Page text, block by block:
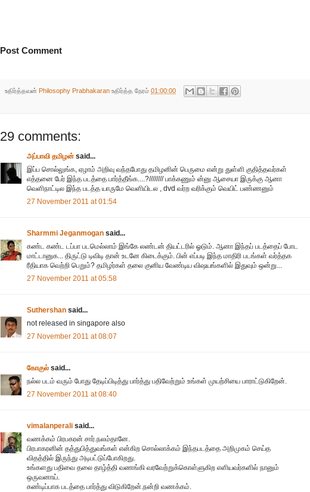
Post Comment
உதிர்த்தவன் Philosophy Prabhakaran உதிர்த்த நேரம் 01:00:00
29 comments:
அப்பாவி தமிழன் said...
இப்ப சொல்லுங்க, ஏழாம் அறிவு வந்தபோது தமிழனின் பெருமை என்று துள்ளி குதித்தவர்கள்
எத்தனை பேர் இந்த படத்தை பார்த்தீங்க....?//////// பாக்கணும் ன்னு ஆசையா இருக்கு ஆனா
வெளிநாட்டில இந்த படத்த யாருமே வெளியிடல , dvd வர்ற வரிக்கும் வெயிட் பண்ணனும்
27 November 2011 at 01:54
Sharmmi Jeganmogan said...
கண்ட கண்ட டப்பா படமெல்லாம் இங்கே லண்டன் தியட்டரில் ஓடும். ஆனா இந்தப் படத்தைப் போட
மாட்டானுக... திருட்டு டிவிடி தான் உடனே கிடைக்கும். பின் எப்படி இந்த மாதிரி படங்கள் வர்த்தக
ரீதியாக வெற்றி பெறும்? தமிழர்கள் தலை குனிய வேண்டிய விஷயங்களில் இதுவும் ஒன்று...
27 November 2011 at 05:58
Suthershan said...
not released in singapore also
27 November 2011 at 08:07
கோகுல் said...
நல்ல படம் வரும் போது தேடிப்பிடித்து பார்த்து பதிவேற்றும் உங்கள் முயற்சியை பாராட்டுகிறேன்.
27 November 2011 at 08:40
vimalanperali said...
வணக்கம் பிரபகரன் சார்.நலம்தானே.
பிரபாகரனின் தத்துபித்துவங்கள் என்கிற சொல்லாக்கம் இந்தபடத்தை அறிமுகம் செய்த
விதத்தில் இருந்து அடிபட்டுப்போகிறது.
உங்களது பதிவை தலை தாழ்த்தி வணங்கி வரவேற்றுக்கொள்ளுகிற எளியவர்களில் நானும்
ஒருவனாய்.
கண்டிப்பாக படத்தை பார்த்து விடுகிறேன்.நன்றி வணக்கம்.